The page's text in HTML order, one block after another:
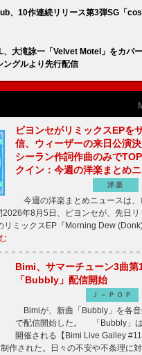
、10作連続リリース第3弾SG「
、大滝詠一「Velvet Motel」をカバ
グルより先行配信
ビヨンセがリミックスEPを
信、ウィーザーの来日公演決
シーラン作詞作曲のみで
クイン：今週の洋楽まとめ
洋楽
今週の洋楽まとめニュースは、
年8月5日、ビヨンセが、先日リ
リミックスEP『Morning Dew
Bimi、サマーチューン3曲第
「Bubbly」配信開始
Ｊ－ＰＯＰ
Bimiが、新曲「Bubbly」を各音
で配信開始した。 「Bubbly」
開催される【Bimi Live Galley
作された。日々の不安や不条理に